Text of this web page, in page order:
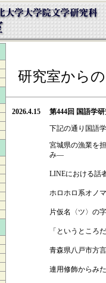
研究室から
2026.4.15
第444回 国語学
下記の通り 国語
宮城県の漁業を
み―
LINEにおける話
ホロホロ系オノ
片仮名〈ツ〉の
「というところ
青森県八戸市方
連用修飾からみ